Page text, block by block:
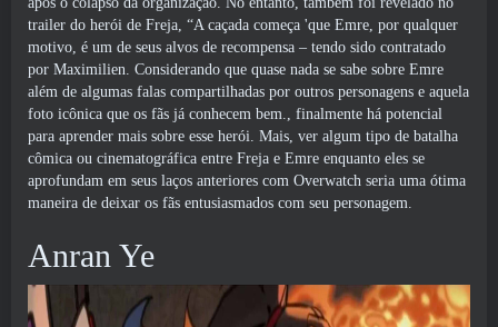
trailer do herói de Freja, “A caçada começa 'que Emre, por qualquer
motivo, é um de seus alvos de recompensa – tendo sido contratado
por Maximilien. Considerando que quase nada se sabe sobre Emre
além de algumas falas compartilhadas por outros personagens e aquela
foto icônica que os fãs já conhecem bem., finalmente há potencial
para aprender mais sobre esse herói. Mais, ver algum tipo de batalha
cômica ou cinematográfica entre Freja e Emre enquanto eles se
aprofundam em seus laços anteriores com Overwatch seria uma ótima
maneira de deixar os fãs entusiasmados com seu personagem.
Anran Ye